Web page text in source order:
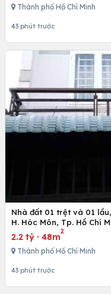
Thành phố Hồ Chí Minh
43 phút trước
Nhà đất 01 trệt và 01 lầu, 4mx12m ở đường Nguyễn Thị Sáu,
H. Hóc Môn, Tp. Hồ Chí
2.2 tỷ · 48m
2
Thành phố Hồ Chí Minh
43 phút trước